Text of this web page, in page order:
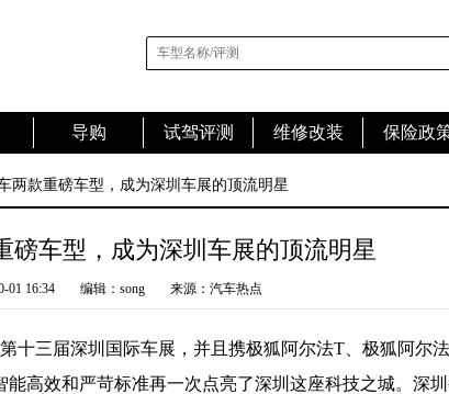
导购 试驾评测 维修改装 保险政
两款重磅车型，成为深圳车展的顶流明星
磅车型，成为深圳车展的顶流明星
01 16:34 编辑：song 来源：汽车热点
十三届深圳国际车展，并且携极狐阿尔法T、极狐阿尔
高效和严苛标准再一次点亮了深圳这座科技之城。深